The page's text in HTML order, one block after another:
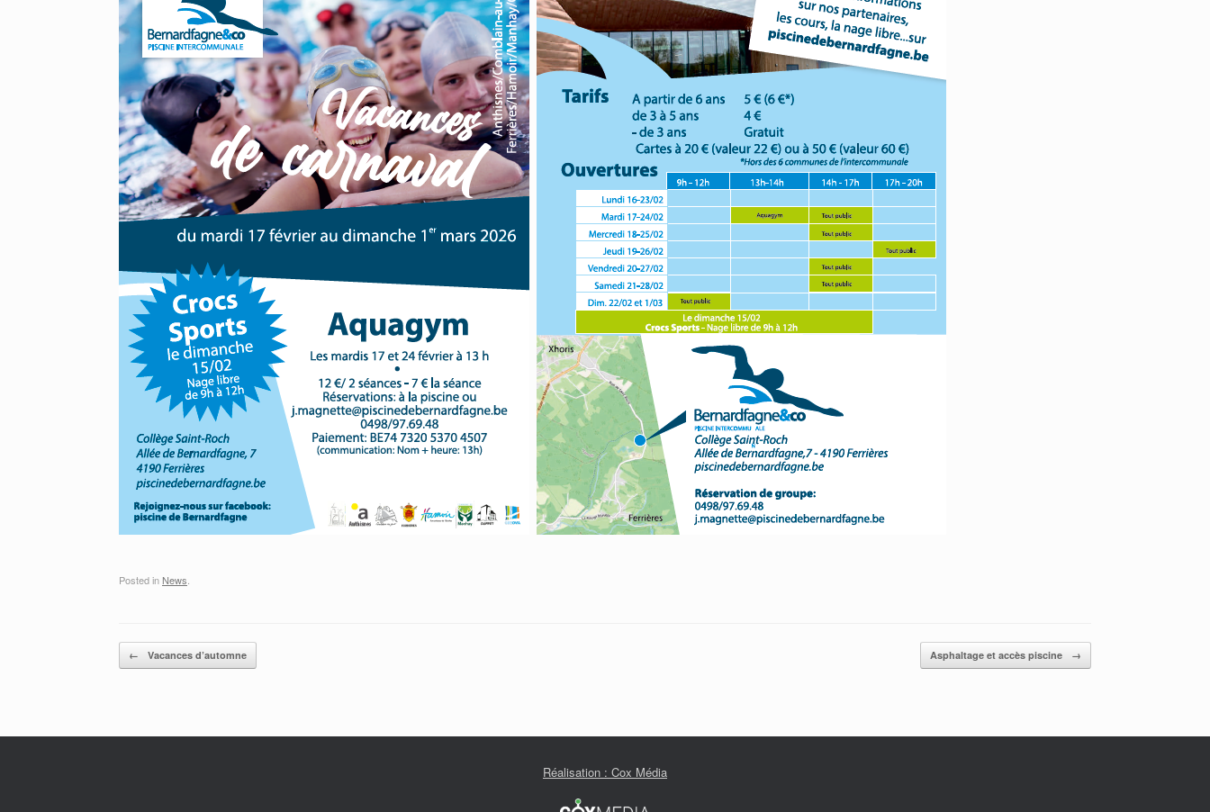
Posted in News.
Post navigation
← Vacances d’automne Asphaltage et accès piscine →
Réalisation : Cox Média